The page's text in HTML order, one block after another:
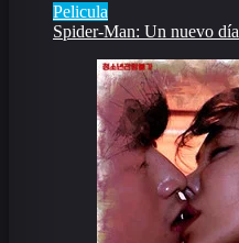
Pelicula
Spider-Man: Un nuevo día